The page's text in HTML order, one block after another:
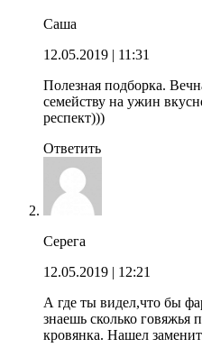
Саша
12.05.2019 | 11:31
Полезная подборка.
семейству на ужин
респект)))
Ответить
Серега
12.05.2019 | 12:21
А где ты видел,что бы
знаешь сколько говяжья
кровянка. Нашел